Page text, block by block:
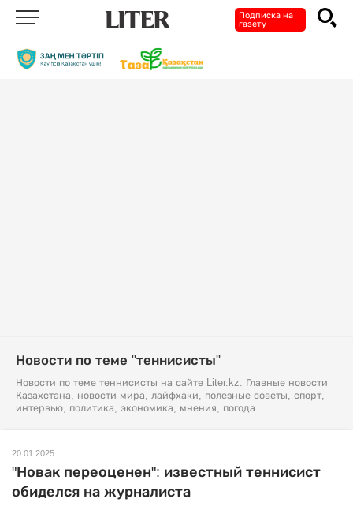
Подписка на
газету
Новости по теме "теннисисты"
Новости по теме теннисисты на сайте Liter.kz. Главные новости
Казахстана, новости мира, лайфхаки, полезные советы, спорт,
интервью, политика, экономика, мнения, погода.
20.01.2025
"Новак переоценен": известный теннисист
обиделся на журналиста